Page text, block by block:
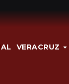
VERACRUZ